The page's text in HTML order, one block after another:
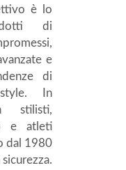
è lo
di
e
di
In
stilisti,
e atleti
dal 1980